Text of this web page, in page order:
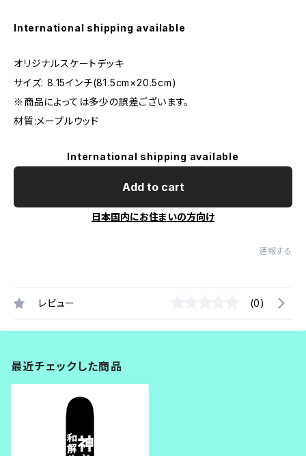
International shipping available
オリジナルスケートデッキ
サイズ: 8.15インチ(81.5cm×20.5cm)
※商品によっては多少の誤差ございます。
材質:メープルウッド
International shipping available
Add to cart
日本国内にお住まいの方向け
通報する
レビュー (0)
最近チェックした商品